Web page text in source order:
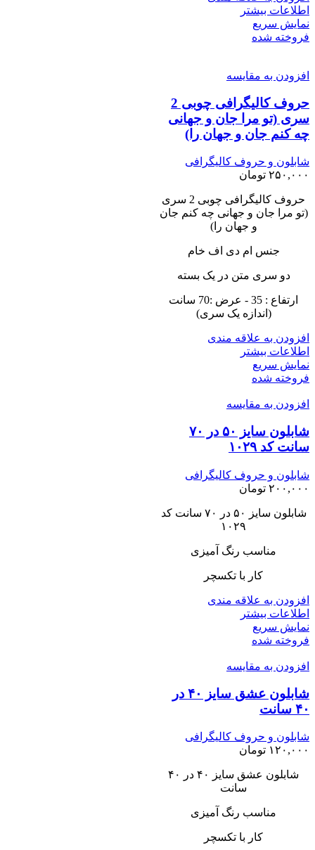
اطلاعات بیشتر
نمایش سریع
فروخته شده
افزودن به مقایسه
حروف کالیگرافی چوبی 2
سری (تو مرا جان و جهانی
چه کنم جان و جهان را)
شابلون و حروف کالیگرافی
۲۵۰,۰۰۰ تومان
حروف کالیگرافی چوبی 2 سری
(تو مرا جان و جهانی چه کنم جان
و جهان را)
جنس ام دی اف خام
دو سری متن در یک بسته
ارتفاع : 35 - عرض :70 سانت
(اندازه یک سری)
افزودن به علاقه مندی
اطلاعات بیشتر
نمایش سریع
فروخته شده
افزودن به مقایسه
شابلون سایز ۵۰ در ۷۰
سانت کد ۱۰۲۹
شابلون و حروف کالیگرافی
۲۰۰,۰۰۰ تومان
شابلون سایز ۵۰ در ۷۰ سانت کد
۱۰۲۹
مناسب رنگ آمیزی
کار با تکسچر
افزودن به علاقه مندی
اطلاعات بیشتر
نمایش سریع
فروخته شده
افزودن به مقایسه
شابلون عشق سایز ۴۰ در
۴۰ سانت
شابلون و حروف کالیگرافی
۱۲۰,۰۰۰ تومان
شابلون عشق سایز ۴۰ در ۴۰
سانت
مناسب رنگ آمیزی
کار با تکسچر